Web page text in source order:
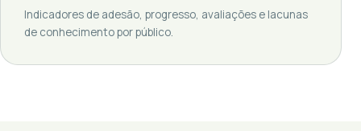
Indicadores de adesão, progresso, avaliações e lacunas
de conhecimento por público.